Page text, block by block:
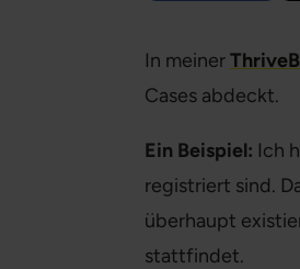
In meiner
Cases abdeckt.
Ein Beispiel: Ich
registriert sind.
überhaupt
stattfindet.